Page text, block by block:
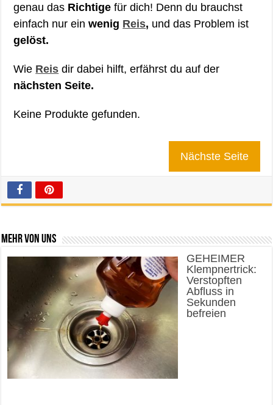
genau das Richtige für dich! Denn du brauchst
einfach nur einwenig Reis, und das Problem ist
gelöst.
Wie Reis dir dabei hilft, erfährst du auf der
nächsten Seite.
Keine Produkte gefunden.
Nächste Seite
Mehr von uns
GEHEIMER
Klempnertrick:
Verstopften
Abfluss in
Sekunden
befreien